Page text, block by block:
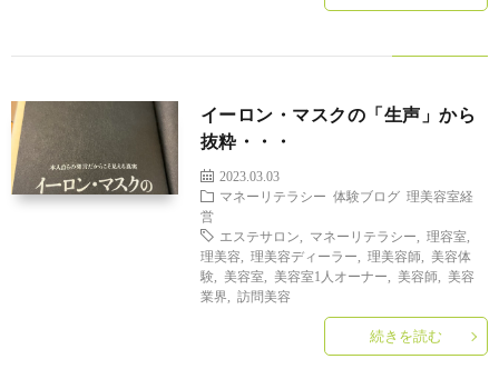
ル
エ
イ
フ
問
美
容
イーロン・マスクの「生声」から
抜粋・・・
2023.03.03
マネーリテラシー 体験ブログ 理美容室経
営
エステサロン
マネーリテラシー 理容室
理美容
理美容ディーラー 理美容師, 美容体
験, 美容室 美容室1人オーナー 美容師, 美容
業界
訪問美容
続きを読む